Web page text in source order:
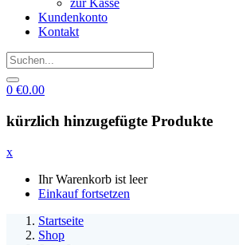
zur Kasse
Kundenkonto
Kontakt
0 €0.00
kürzlich hinzugefügte Produkte
x
Ihr Warenkorb ist leer
Einkauf fortsetzen
Startseite
Shop